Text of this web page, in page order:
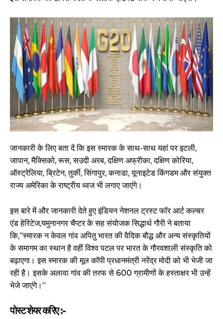
जानकारी के लिए बता दें कि इस स्मारक के साथ-साथ यहां पर इटली,
जापान, मैक्सिको, रूस, सउदी अरब, दक्षिण अफ्रीका, दक्षिण कोरिया,
ऑस्ट्रेलिया, ब्रिटेन, तुर्की, सिंगापुर, कनाडा, यूनाइटेड किंगडम और संयुक्त
राज्य अमेरिका के राष्ट्रीय ध्वज भी लगाए जाएंगे।
इस बारे में और जानकारी देते हुए इंडियन नेशनल ट्रस्ट फॉर आर्ट कल्चर
एंड हेरिटेज,यमुनानगर चैप्टर के सह संयोजक सिद्धार्थ गौरी ने बताया
कि,”स्मारक न केवल गांव अपितु भारत की वैदिक बौद्ध और अन्य संस्कृतियों
के समागम का स्थान है वहीं विश्व पटल पर भारत के गौरवशाली संस्कृति को
बढ़ाएगा। इस स्मारक की मूल कॉपी प्रधानमंत्री नरेंद्र मोदी को भी भेजी जा
रही है। इसके अलावा गांव की तरफ से 600 ग्रामीणों के हस्ताक्षर भी उन्हें
भेजे जाएंगे।”
पोस्ट शेयर करिए :-